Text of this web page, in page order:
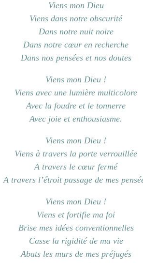
Viens mon Dieu
Viens dans notre obscurité
Dans notre nuit noire
Dans notre cœur en recherche
Dans nos pensées et nos doutes
Viens mon Dieu !
Viens avec une lumière multicolore
Avec la foudre et le tonnerre
Avec joie et enthousiasme.
Viens mon Dieu !
Viens à travers la porte verrouillée
A travers le cœur fermé
A travers l’étroit passage de mes
Viens mon Dieu !
Viens et fortifie ma foi
Brise mes idées conventionnelles
Casse la rigidité de ma vie
Abats les murs de mes préjugés